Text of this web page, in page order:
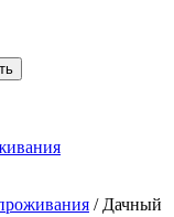
/ Дачный